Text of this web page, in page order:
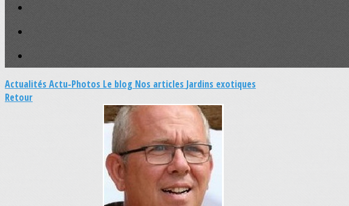
Actualités Actu-Photos Le blog Nos articles Jardins exotiques
Retour